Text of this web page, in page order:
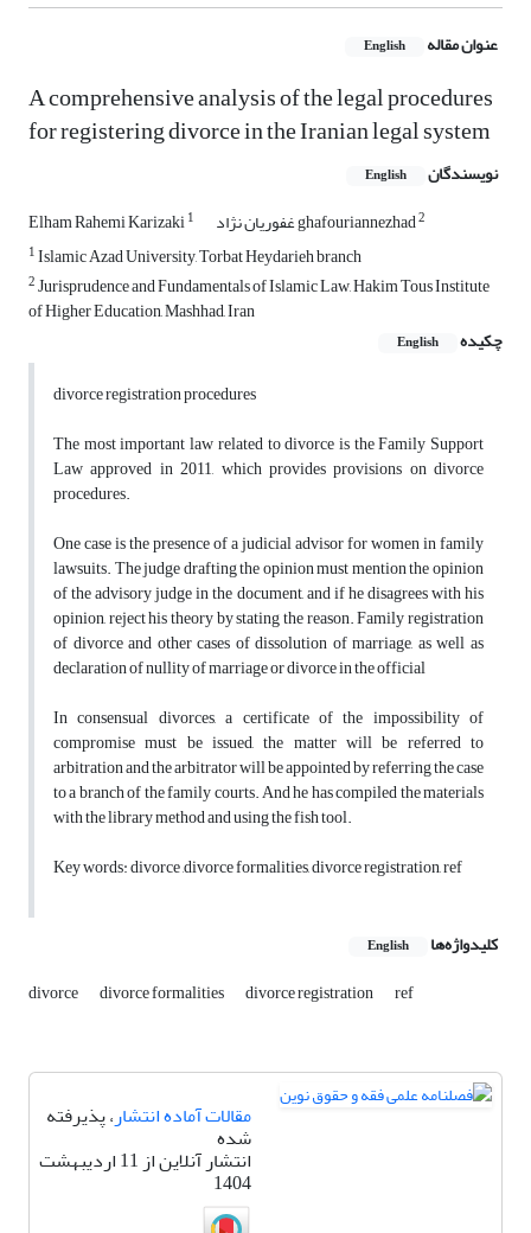
عنوان مقاله English
A comprehensive analysis of the legal procedures
for registering divorce in the Iranian legal system
نویسندگان English
Elham Rahemi Karizaki1 غفوریان نژاد ghafouriannezhad2
1Islamic Azad University, Torbat Heydarieh branch
2Jurisprudence and Fundamentals of Islamic Law, Hakim Tous Institute
of Higher Education, Mashhad, Iran
چکیده
English
divorce registration procedures
The most important law related to divorce is the Family Support
Law approved in 2011, which provides provisions on divorce
procedures.
One case is the presence of a judicial advisor for women in family
lawsuits. The judge drafting the opinion must mention the opinion
of the advisory judge in the document, and if he disagrees with his
opinion, reject his theory by stating the reason. Family registration
of divorce and other cases of dissolution of marriage, as well as
declaration of nullity of marriage or divorce in the official
In consensual divorces, a certificate of the impossibility of
compromise must be issued, the matter will be referred to
arbitration and the arbitrator will be appointed by referring the case
to a branch of the family courts. And he has compiled the materials
with the library method and using the fish tool.
Key words: divorce ,divorce formalities, divorce registration, ref
کلیدواژه‌ها English
divorce divorce formalities divorce registration ref
مقالات آماده انتشار، پذیرفته
شده
انتشار آنلاین از 11 اردیبهشت
1404